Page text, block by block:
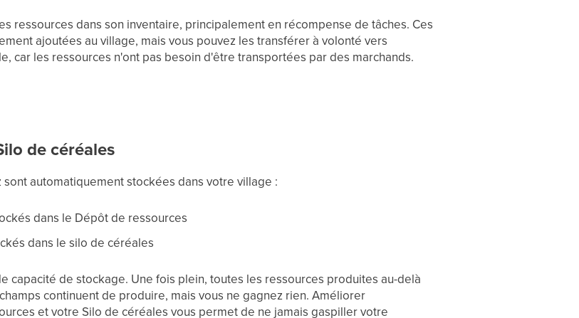
ressources dans son inventaire, principalement en récompense de tâches. Ces
ajoutées au village, mais vous pouvez les transférer à volonté vers
car les ressources n'ont pas besoin d'être transportées par des marchands.
de céréales
automatiquement stockées dans votre village :
dans le Dépôt de ressources
dans le silo de céréales
capacité de stockage. Une fois plein, toutes les ressources produites au-delà
continuent de produire, mais vous ne gagnez rien. Améliorer
et votre Silo de céréales vous permet de ne jamais gaspiller votre